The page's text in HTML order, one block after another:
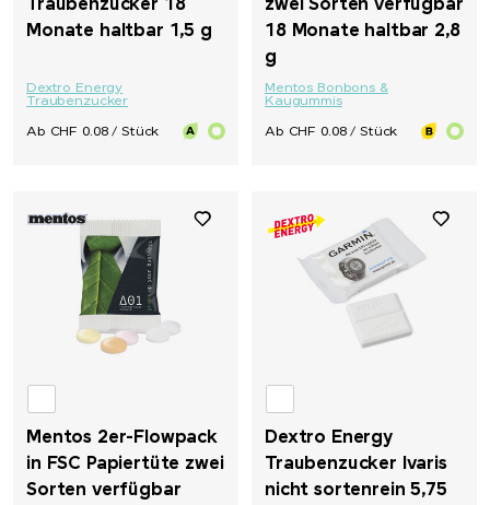
Traubenzucker 18
Monate haltbar 1,5 g
Dextro Energy
Traubenzucker
Ab CHF 0.08 / Stück
zwei Sorten verfügbar
18 Monate haltbar 2,8
g
Mentos Bonbons &
Kaugummis
Ab CHF 0.08 / Stück
Mentos 2er-Flowpack
in FSC Papiertüte zwei
Sorten verfügbar
Dextro Energy
Traubenzucker Ivaris
nicht sortenrein 5,75